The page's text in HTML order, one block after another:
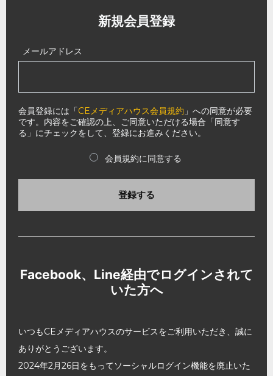
新規会員登録
メールアドレス
会員登録には「CEメディアハウス会員規約 」への同意が必要
です。内容をご確認の上、ご同意いただける場合「同意す
る」にチェックをして、登録にお進みください。
会員規約に同意する
登録する
Facebook、Line経由でログインされて
いた方へ
いつもCEメディアハウスのサービスをご利用いただき、誠に
ありがとうございます。
2024年2月26日をもってソーシャルログイン機能を廃止いた